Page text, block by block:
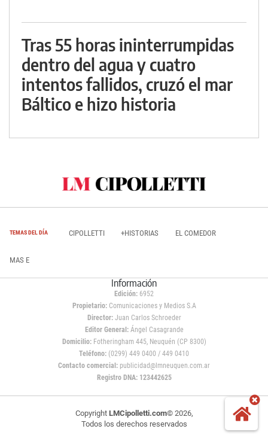
Tras 55 horas ininterrumpidas
dentro del agua y cuatro
intentos fallidos, cruzó el mar
Báltico e hizo historia
TEMAS DEL DÍA CIPOLLETTI +HISTORIAS EL COMEDOR
MAS E
Información
Edición: 6952
Propietario:Comunicaciones y Medios S.A
Director: Juan Carlos Schroeder
Editor General:Ángel Casagrande
Domicilio:Fotheringham 445, Neuquén (CP 8300)
Teléfono: (0299) 449 0400 / 449 0410
Contacto comercial: publicidad@lmneuquen.com.ar
Registro DNA: 123442625
Copyright LMCipolletti.com© 2026,
Todos los derechos reservados